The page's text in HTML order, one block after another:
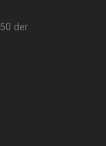
der